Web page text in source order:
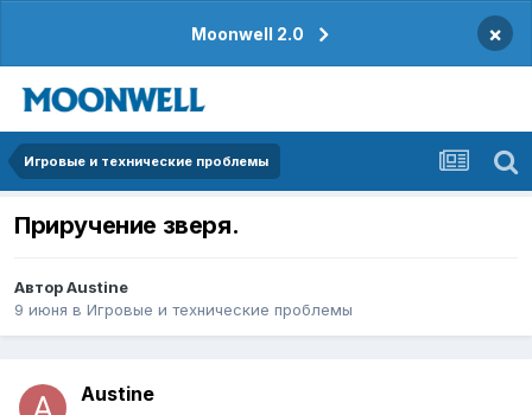
Moonwell 2.0 ×
Игровые и технические проблемы
Приручение зверя.
АвторAustine
9 июня в Игровые и технические проблемы
Austine